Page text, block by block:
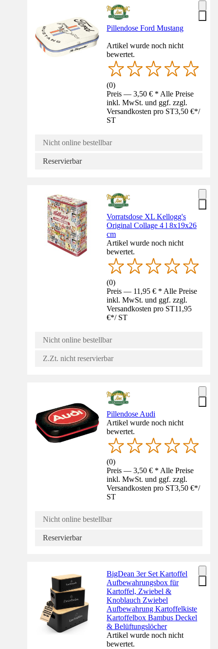
Pillendose Ford Mustang
Artikel wurde noch nicht
bewertet.
(0)
Preis — 3,50 € * Alle Preise
inkl. MwSt. und ggf. zzgl.
Versandkosten pro ST3,50 €*/
ST
Nicht online bestellbar
Reservierbar
Vorratsdose XL Kellogg's
Original Collage 4 l 8x19x26
cm
Artikel wurde noch nicht
bewertet.
(0)
Preis — 11,95 € * Alle Preise
inkl. MwSt. und ggf. zzgl.
Versandkosten pro ST11,95
€*/ ST
Nicht online bestellbar
Z.Zt. nicht reservierbar
Pillendose Audi
Artikel wurde noch nicht
bewertet.
(0)
Preis — 3,50 € * Alle Preise
inkl. MwSt. und ggf. zzgl.
Versandkosten pro ST3,50 €*/
ST
Nicht online bestellbar
Reservierbar
BigDean 3er Set Kartoffel
Aufbewahrungsbox für
Kartoffel, Zwiebel &
Knoblauch Zwiebel
Aufbewahrung Kartoffelkiste
Kartoffelbox Bambus Deckel
& Belüftungslöcher
Artikel wurde noch nicht
bewertet.